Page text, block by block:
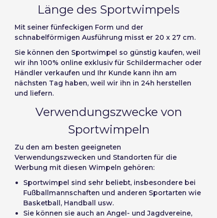
Passwort wiederherstellen
Konto erstellen
Slovenčina (Slovak)
Norway
Länge des Sportwimpels
Mit seiner fünfeckigen Form und der
schnabelförmigen Ausführung misst er 20 x 27 cm.
Sie können den Sportwimpel so günstig kaufen, weil
wir ihn 100% online exklusiv für Schildermacher oder
Händler verkaufen und Ihr Kunde kann ihn am
nächsten Tag haben, weil wir ihn in 24h herstellen
und liefern.
Verwendungszwecke von
Sportwimpeln
Zu den am besten geeigneten
Verwendungszwecken und Standorten für die
Werbung mit diesen Wimpeln gehören:
Sportwimpel sind sehr beliebt, insbesondere bei
Fußballmannschaften und anderen Sportarten wie
Basketball, Handball usw.
Sie können sie auch an Angel- und Jagdvereine,